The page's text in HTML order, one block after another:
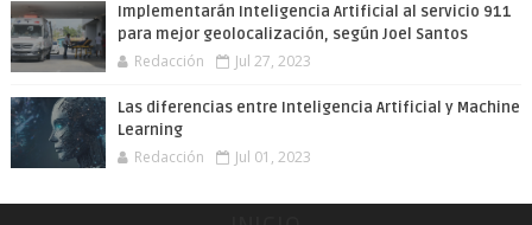
Implementarán Inteligencia Artificial al servicio 911
para mejor geolocalización, según Joel Santos
Redacción Jul 27, 2023
Las diferencias entre Inteligencia Artificial y Machine
Learning
Redacción Jul 01, 2023